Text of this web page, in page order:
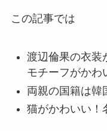
この記事では
渡辺倫果の衣装
モチーフがかわ
両親の国籍は韓
猫がかわいい！